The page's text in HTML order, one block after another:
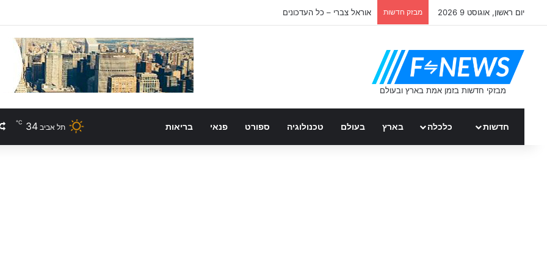
יום ראשון, אוגוסט 9 2026 מבזק חדשות אוראל צברי – כל העדכונים
חדשות כלכלה בארץ בעולם טכנולוגיה ספורט פנאי בריאות תל אביב 34
℃